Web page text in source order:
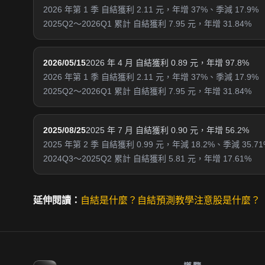
2026 年第 1 季 自結獲利 2.11 元，年增 37%、季減 17.9%
2025Q2～2026Q1 累計 自結獲利 7.95 元，年增 31.84%
2026/05/152026 年 4 月 自結獲利 0.89 元，年增 97.8%
2026 年第 1 季 自結獲利 2.11 元，年增 37%、季減 17.9%
2025Q2～2026Q1 累計 自結獲利 7.95 元，年增 31.84%
2025/08/252025 年 7 月 自結獲利 0.90 元，年增 56.2%
2025 年第 2 季 自結獲利 0.99 元，年減 18.2%、季減
2024Q3～2025Q2 累計 自結獲利 5.81 元，年增 17.61%
延伸閱讀： 自結是什麼？ 自結預測教學注意股是什麼？